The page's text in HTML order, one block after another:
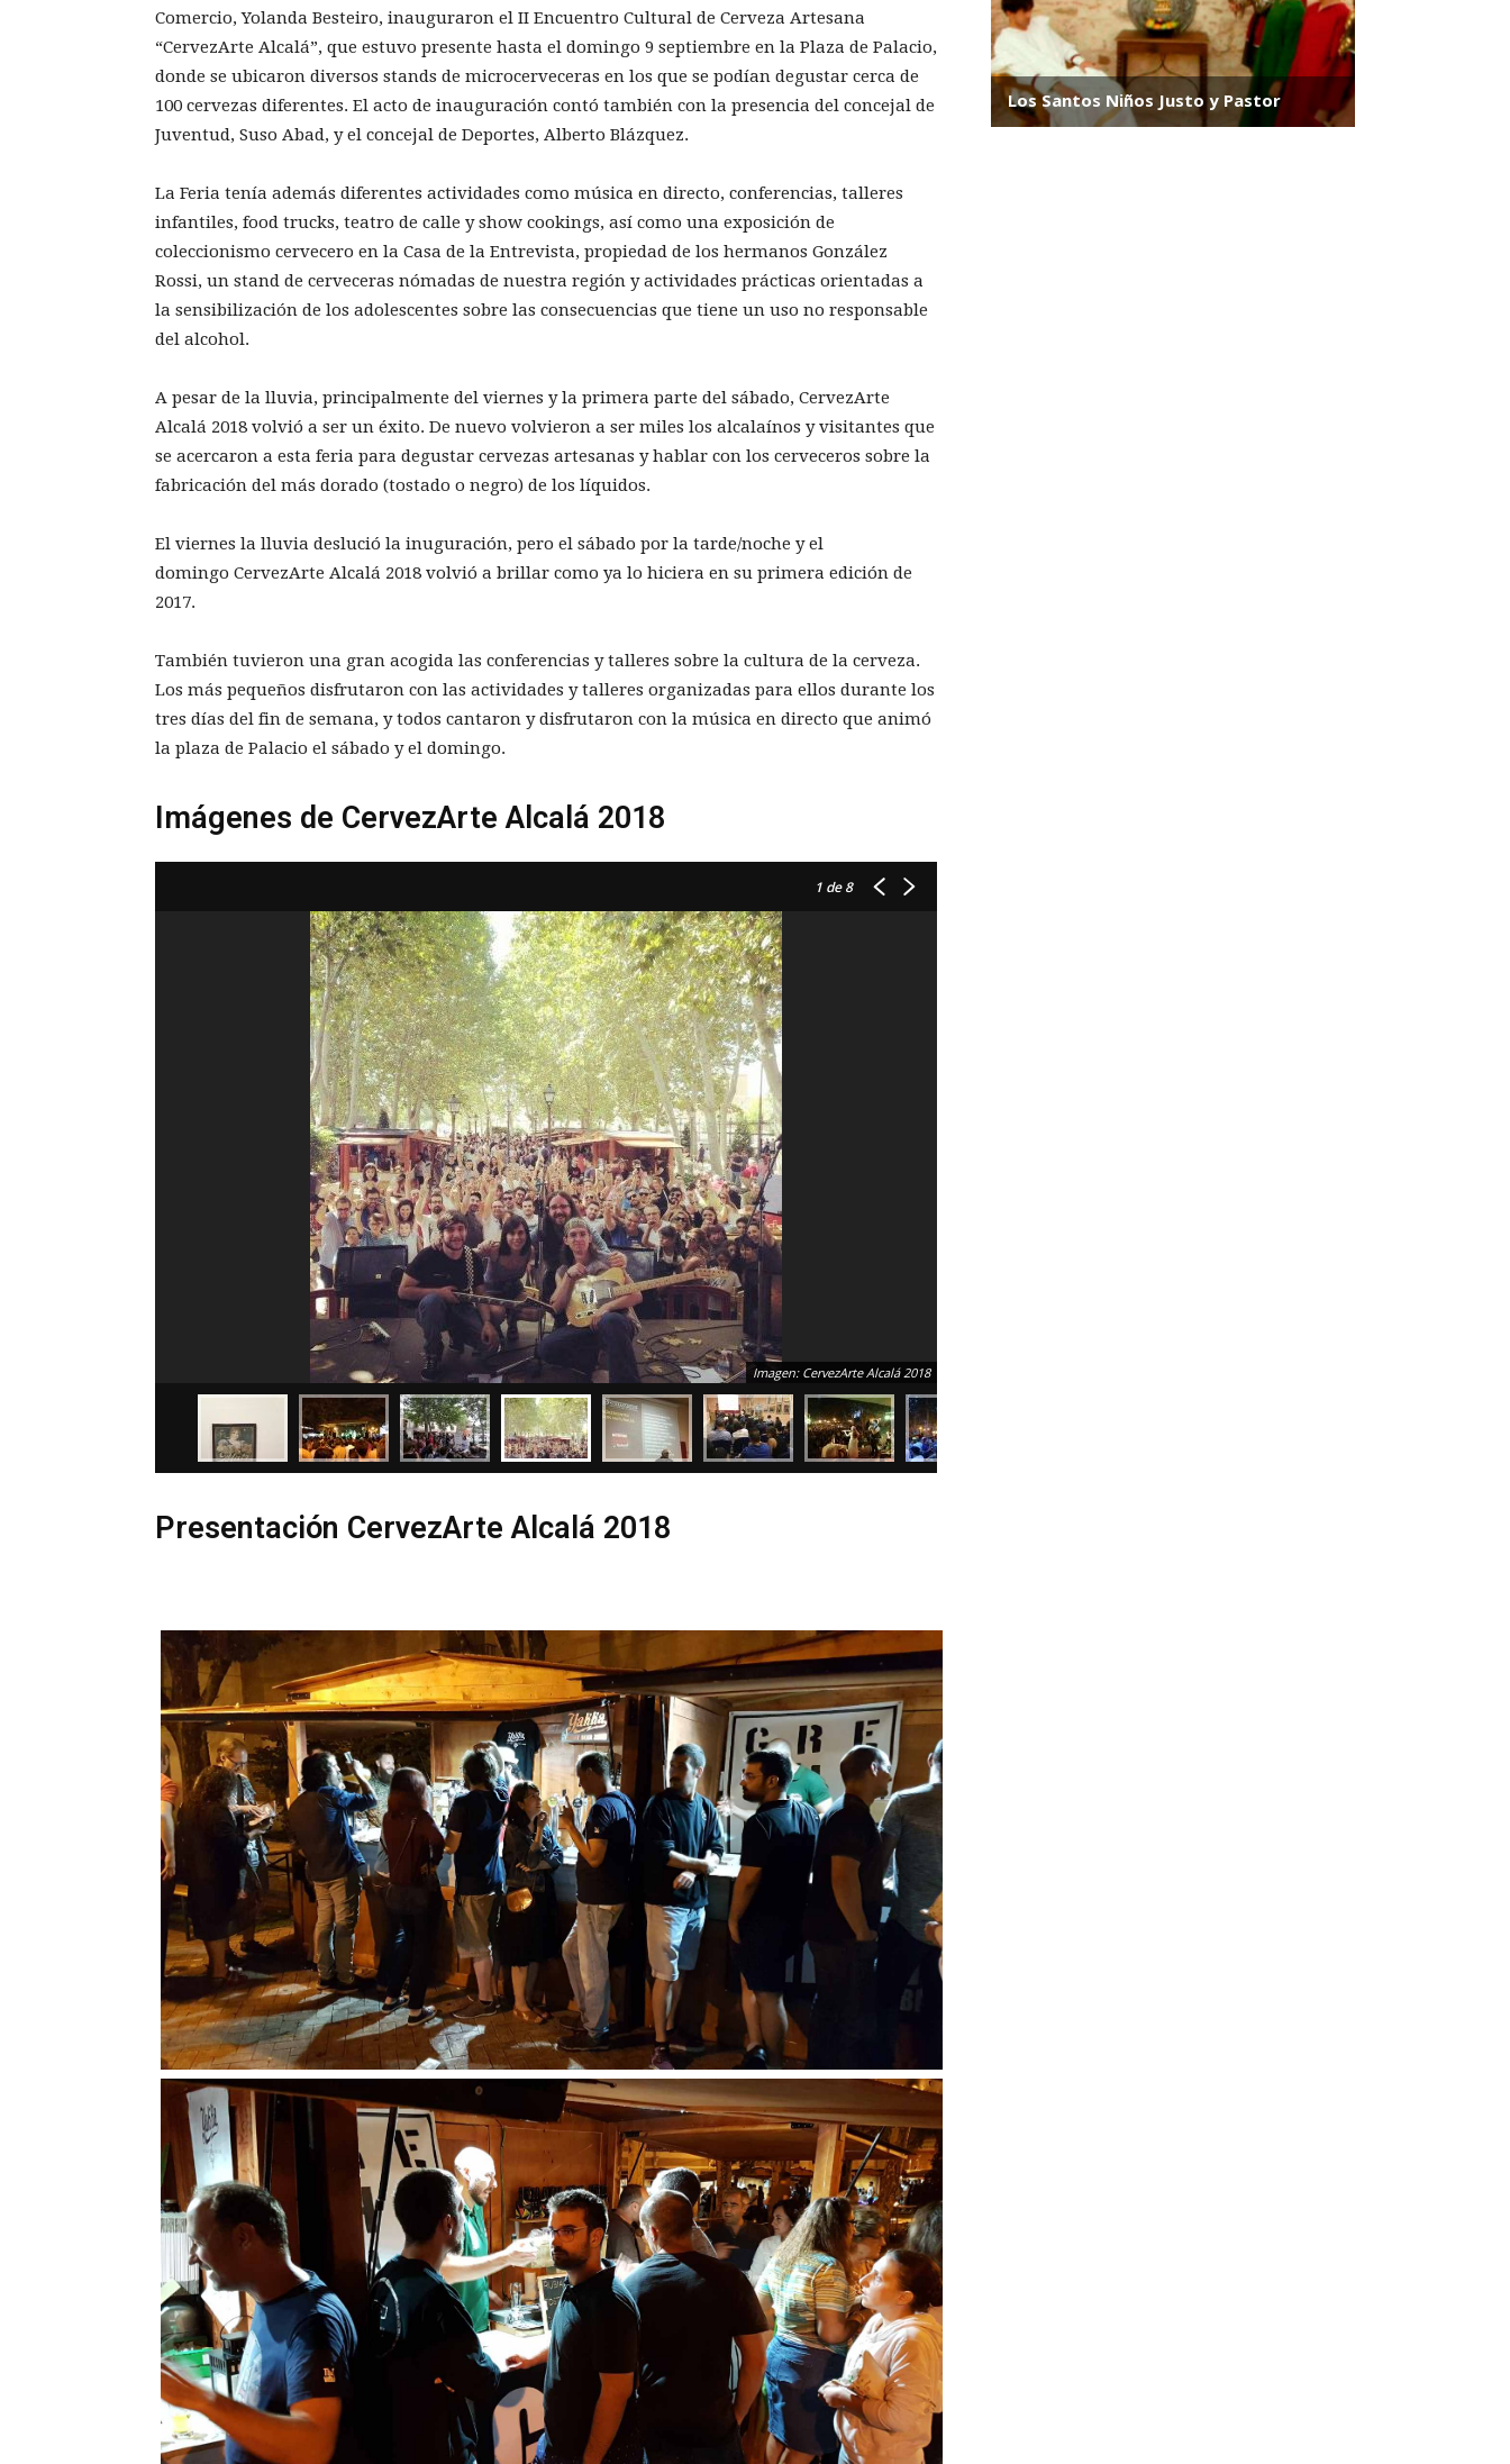
Comercio, Yolanda Besteiro, inauguraron el II Encuentro Cultural de Cerveza Artesana
“CervezArte Alcalá”, que estuvo presente hasta el domingo 9 septiembre en la Plaza de Palacio,
donde se ubicaron diversos stands de microcerveceras en los que se podían degustar cerca de
100 cervezas diferentes. El acto de inauguración contó también con la presencia del concejal de
Juventud, Suso Abad, y el concejal de Deportes, Alberto Blázquez.
La Feria tenía además diferentes actividades como música en directo, conferencias, talleres
infantiles, food trucks, teatro de calle y show cookings, así como una exposición de
coleccionismo cervecero en la Casa de la Entrevista, propiedad de los hermanos González
Rossi, un stand de cerveceras nómadas de nuestra región y actividades prácticas orientadas a
la sensibilización de los adolescentes sobre las consecuencias que tiene un uso no responsable
del alcohol.
A pesar de la lluvia, principalmente del viernes y la primera parte del sábado, CervezArte
Alcalá 2018 volvió a ser un éxito. De nuevo volvieron a ser miles los alcalaínos y visitantes que
se acercaron a esta feria para degustar cervezas artesanas y hablar con los cerveceros sobre la
fabricación del más dorado (tostado o negro) de los líquidos.
El viernes la lluvia deslució la inuguración, pero el sábado por la tarde/noche y el
domingo CervezArte Alcalá 2018 volvió a brillar como ya lo hiciera en su primera edición de
2017.
También tuvieron una gran acogida las conferencias y talleres sobre la cultura de la cerveza.
Los más pequeños disfrutaron con las actividades y talleres organizadas para ellos durante los
tres días del fin de semana, y todos cantaron y disfrutaron con la música en directo que animó
la plaza de Palacio el sábado y el domingo.
Imágenes de CervezArte Alcalá 2018
1 de 8
Imagen: CervezArte Alcalá 2018
Presentación CervezArte Alcalá 2018